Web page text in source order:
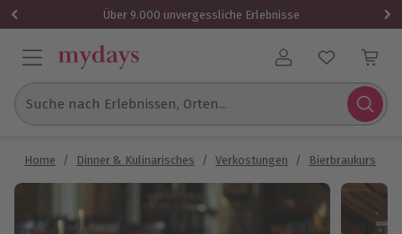
Über 9.000 unvergessliche Erlebnisse
Benutzerkonto
Suche nach Erlebnissen, Orten...
Home / Dinner & Kulinarisches / Verkostungen / Bierbraukurs